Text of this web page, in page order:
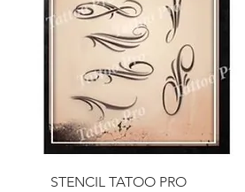
Vista rapida
STENCIL TATOO PRO